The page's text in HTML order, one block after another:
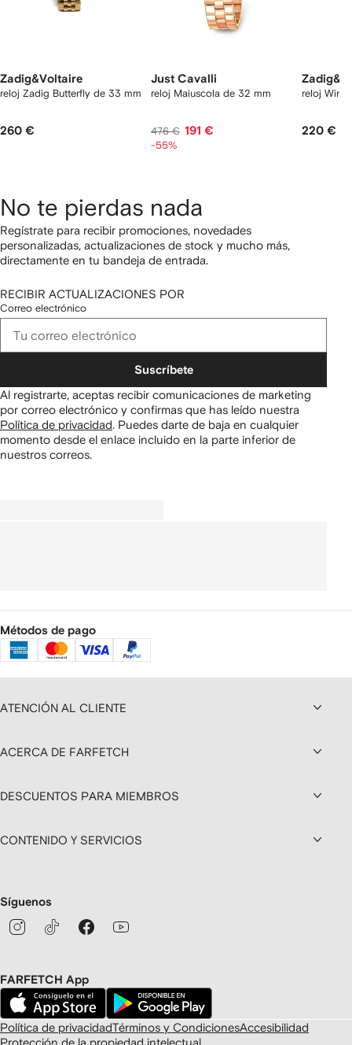
Zadig&Voltaire
reloj Zadig Butterfly de 33 mm
260 €
Just Cavalli
reloj Maiuscola de 32 mm
476 € 191 €
-55%
reloj Wings
220 €
No te pierdas nada
Regístrate para recibir promociones, novedades
personalizadas, actualizaciones de stock y mucho más,
directamente en tu bandeja de entrada.
RECIBIR ACTUALIZACIONES POR
Correo electrónico
Suscríbete
Al registrarte, aceptas recibir comunicaciones de marketing
por correo electrónico y confirmas que has leído nuestra
Política de privacidad. Puedes darte de baja en cualquier
momento desde el enlace incluido en la parte inferior de
nuestros correos.
Métodos de pago
ATENCIÓN AL CLIENTE
ACERCA DE FARFETCH
DESCUENTOS PARA MIEMBROS
CONTENIDO Y SERVICIOS
Síguenos
FARFETCH App
Política de privacidadTérminos y CondicionesAccesibilidad
Protección de la propiedad intelectual